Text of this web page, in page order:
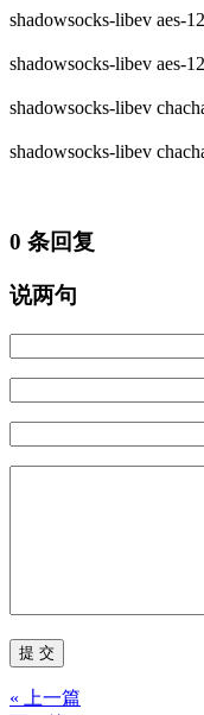
shadowsocks-libev aes-
shadowsocks-libev aes-
shadowsocks-libev
shadowsocks-libev
0 条回复
说两句
« 上一篇